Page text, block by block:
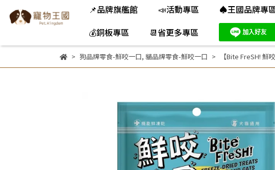
📌品牌旗艦館 📣活動專區 ♠王國品牌專
💰銅板專區
📆省更多專區
狗品牌零食-鮮咬一口, 貓品牌零食-鮮咬一口 【Bite FreSH!